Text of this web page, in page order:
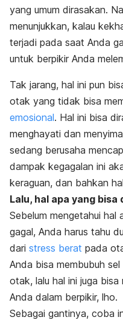
yang umum dirasakan.
menunjukkan, kalau
terjadi pada saat Anda
untuk berpikir Anda
Tak jarang, hal ini pun
otak yang tidak bisa
emosional. Hal ini bisa
menghayati dan
sedang berusaha
dampak kegagalan ini
keraguan, dan bahkan
Lalu, hal apa yang bisa
Sebelum mengetahui hal
gagal, Anda harus tahu
dari stress berat pada
Anda bisa membubuh
otak, lalu hal ini juga
Anda dalam berpikir, lho.
Sebagai gantinya, coba